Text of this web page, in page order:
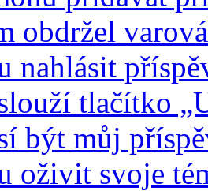
obdržel
nahlásit
tlačítko
být můj
oživit svoje